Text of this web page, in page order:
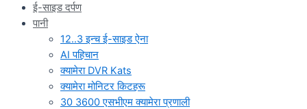
ई-साइड दर्पण
पानी
12..3 इन्च ई-साइड ऐना
AI पहिचान
क्यामेरा DVR Kats
क्यामेरा मोनिटर किटहरू
30 3600 एसभीएम क्यामेरा प्रणाली